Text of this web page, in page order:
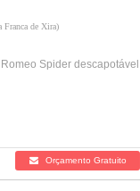
Franca de Xira)
Spider descapotável
Orçamento Gratuito